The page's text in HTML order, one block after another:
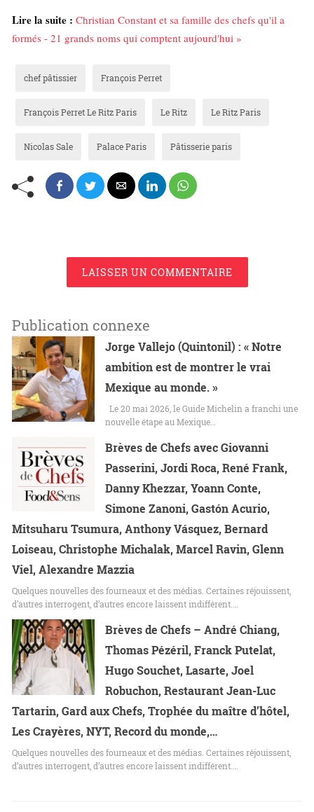
Lire la suite : Christian Constant et sa famille des chefs qu'il a
formés - 21 grands noms qui comptent aujourd'hui »
chef pâtissier François Perret
François Perret Le Ritz Paris Le Ritz Le Ritz Paris
Nicolas Sale Palace Paris Pâtisserie paris
LAISSER UN COMMENTAIRE
Publication connexe
Jorge Vallejo (Quintonil) : « Notre
ambition est de montrer le vrai
Mexique au monde. »
Le 20 mai 2026, le Guide Michelin a franchi une
nouvelle étape au Mexique…
Brèves de Chefs avec Giovanni
Passerini, Jordi Roca, René Frank,
Danny Khezzar, Yoann Conte,
Simone Zanoni, Gastón Acurio,
Mitsuharu Tsumura, Anthony Vásquez, Bernard
Loiseau, Christophe Michalak, Marcel Ravin, Glenn
Viel, Alexandre Mazzia
Quelques nouvelles des fourneaux et des médias. Certaines réjouissent,
d’autres interrogent, d’autres encore laissent indifférent.…
Brèves de Chefs – André Chiang,
Thomas Pézéril, Franck Putelat,
Hugo Souchet, Lasarte, Joel
Robuchon, Restaurant Jean-Luc
Tartarin, Gard aux Chefs, Trophée du maître d’hôtel,
Les Crayères, NYT, Record du monde,…
Quelques nouvelles des fourneaux et des médias. Certaines réjouissent,
d’autres interrogent, d’autres encore laissent indifférent.…